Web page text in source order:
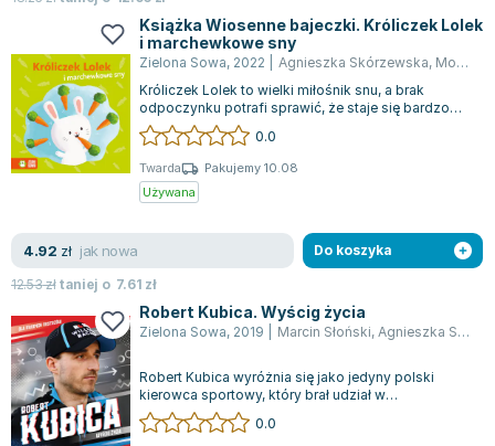
Książka Wiosenne bajeczki. Króliczek Lolek
i marchewkowe sny
Zielona Sowa, 2022 Agnieszka Skórzewska, Monika Suska
Króliczek Lolek to wielki miłośnik snu, a brak
odpoczynku potrafi sprawić, że staje się bardzo
marudny. Czy tym razem uda mu się z...
0.0
Twarda
Pakujemy 10.08
Używana
4.92 zł jak nowa
12.53złtaniej o 7.61 zł
Do koszyka
Robert Kubica. Wyścig życia
Zielona Sowa, 2019 Marcin Słoński, Agnieszka Skórzewska
Robert Kubica wyróżnia się jako jedyny polski
kierowca sportowy, który brał udział w
prestiżowych zawodach Formuły 1, przeznaczony...
0.0